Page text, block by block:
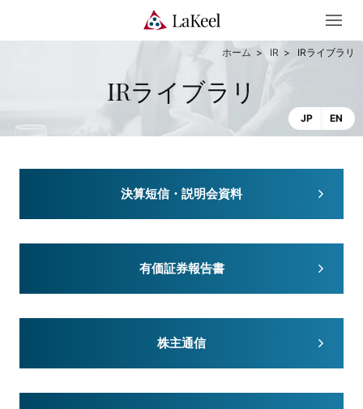
IR IRライブラリ
IRライブラリ
JP EN
決算短信・説明会資料
有価証券報告書
株主通信